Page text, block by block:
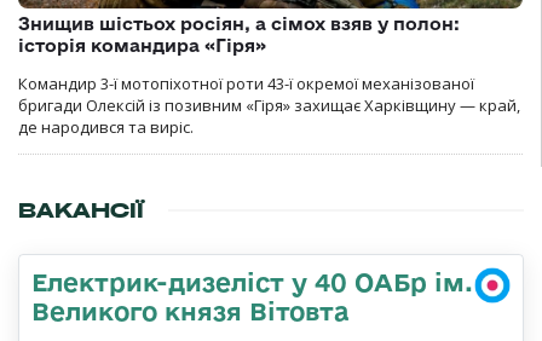
Знищив шістьох росіян, а сімох взяв у полон:
історія командира «Гіря»
Командир 3-ї мотопіхотної роти 43-ї окремої механізованої
бригади Олексій із позивним «Гіря» захищає Харківщину — край,
де народився та виріс.
ВАКАНСІЇ
Електрик-дизеліст у 40 ОАБр ім.
Великого князя Вітовта